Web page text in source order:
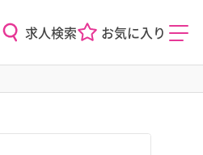
求人検索 お気に入り